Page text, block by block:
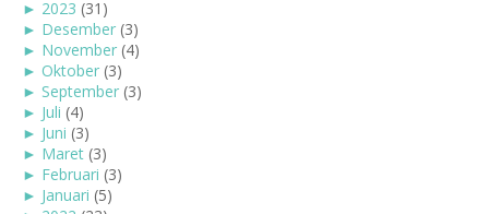
► 2023 (31)
► Desember (3)
► November (4)
► Oktober (3)
► September (3)
► Juli (4)
► Juni (3)
► Maret (3)
► Februari (3)
► Januari (5)